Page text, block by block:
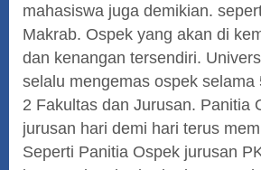
mahasiswa juga demikian.
Makrab. Ospek yang akan di
dan kenangan tersendiri.
selalu mengemas ospek
2 Fakultas dan Jurusan. Panitia
jurusan hari demi hari terus
Seperti Panitia Ospek jurusan